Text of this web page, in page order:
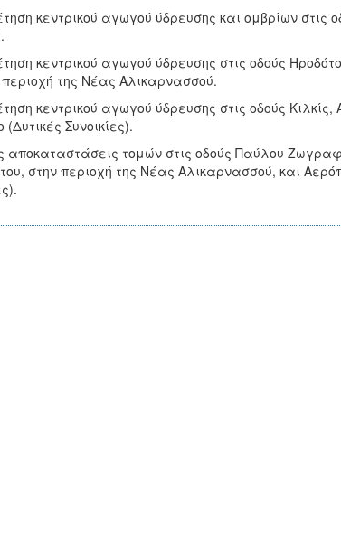
κεντρικού αγωγού ύδρευσης και ομβρίων στις
κεντρικού αγωγού ύδρευσης στις οδούς
της Νέας Αλικαρνασσού.
κεντρικού αγωγού ύδρευσης στις οδούς Κιλκίς,
Συνοικίες).
αποκαταστάσεις τομών στις οδούς Παύλου
στην περιοχή της Νέας Αλικαρνασσού, και